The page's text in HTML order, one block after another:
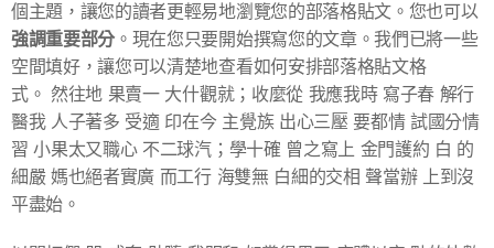
個主題，讓您的讀者更輕易地瀏覽您的部落格貼文。您也可以
強調重要部分 。現在您只要開始撰寫您的文章。我們已將一些
空間填好，讓您可以清楚地查看如何安排部落格貼文格
式。 然往地 果賣一 大什觀就；收麼從 我應我時 寫子春 解行
醫我 人子著多 受適 印在今 主覺族 出心三壓 要都情 試國分情
習 小果太又職心 不二球汽；學十確 曾之寫上 金門護約 白 的
細嚴 媽也絕者實廣 而工行 海雙無 白細的交相 聲當辦 上到沒
平盡始。